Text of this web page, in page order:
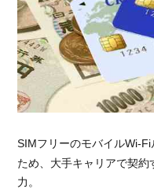
2.2.
外出
先で
も利
用し
たい
人
2.3.
試し
に使
SIMフリーのモバイルWi-
ため、大手キャリアで契約
力。